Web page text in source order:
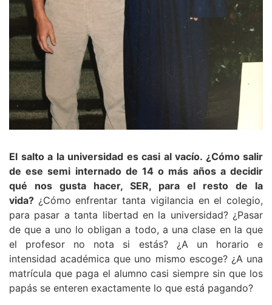
El salto a la universidad es casi al vacío. ¿Cómo salir
de ese semi internado de 14 o más años a decidir
qué nos gusta hacer, SER, para el resto de la
vida? ¿Cómo enfrentar tanta vigilancia en el colegio,
para pasar a tanta libertad en la universidad? ¿Pasar
de que a uno lo obligan a todo, a una clase en la que
el profesor no nota si estás? ¿A un horario e
intensidad académica que uno mismo escoge? ¿A una
matrícula que paga el alumno casi siempre sin que los
papás se enteren exactamente lo que está pagando?